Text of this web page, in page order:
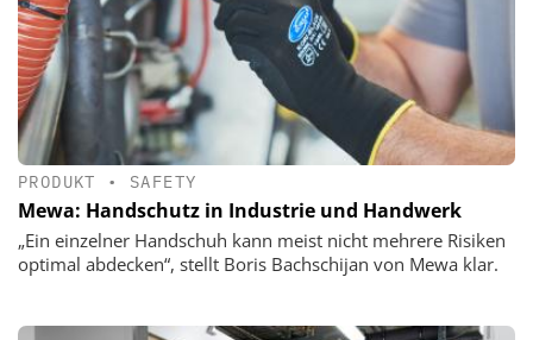
PRODUKT • SAFETY
Mewa: Handschutz in Industrie und Handwerk
„Ein einzelner Handschuh kann meist nicht mehrere Risiken
optimal abdecken“, stellt Boris Bachschijan von Mewa klar.